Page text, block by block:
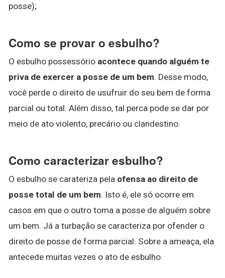
posse);
Como se provar o esbulho?
O esbulho possessório acontece quando alguém te
priva de exercer a posse de um bem. Desse modo,
você perde o direito de usufruir do seu bem de forma
parcial ou total. Além disso, tal perca pode se dar por
meio de ato violento, precário ou clandestino.
Como caracterizar esbulho?
O esbulho se carateriza pela ofensa ao direito de
posse total de um bem. Isto é, ele só ocorre em
casos em que o outro toma a posse de alguém sobre
um bem. Já a turbação se caracteriza por ofender o
direito de posse de forma parcial. Sobre a ameaça, ela
antecede muitas vezes o ato de esbulho.